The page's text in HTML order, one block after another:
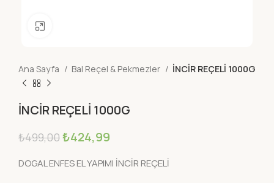
Ana Sayfa Bal Reçel & Pekmezler İNCİR REÇELİ 1000G
İNCİR REÇELİ 1000G
₺499,00₺424,99
DOGAL ENFES EL YAPIMI İNCİR REÇELİ